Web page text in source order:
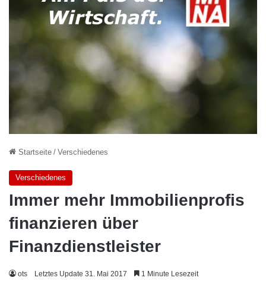
Startseite / Verschiedenes
Verschiedenes
Immer mehr Immobilienprofis
finanzieren über
Finanzdienstleister
ots Letztes Update 31. Mai 2017 1 Minute Lesezeit